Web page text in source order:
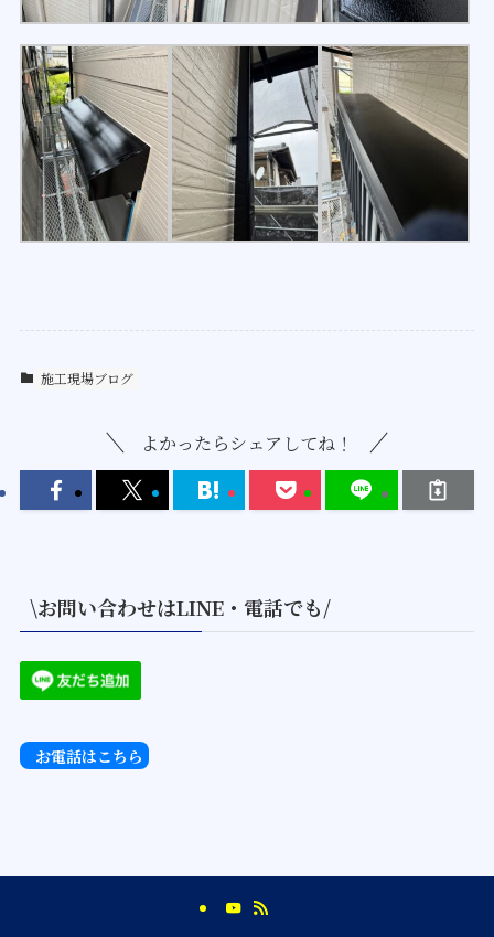
施工現場ブログ
よかったらシェアしてね！
\お問い合わせはLINE・電話でも/
お電話はこちら